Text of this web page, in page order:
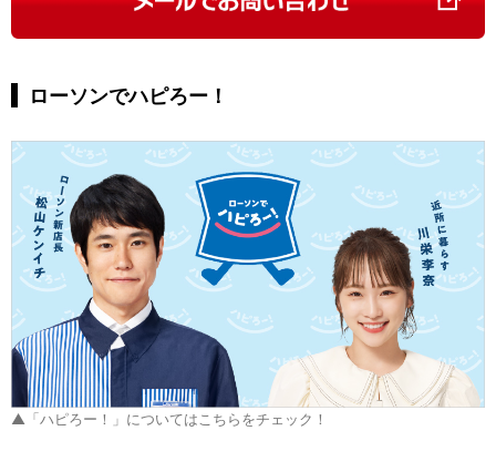
ローソンでハピろー！
▲「ハピろー！」についてはこちらをチェック！